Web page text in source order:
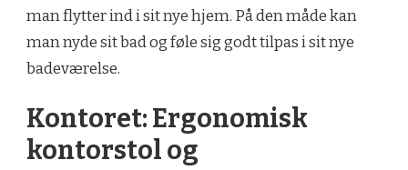
man flytter ind i sit nye hjem. På den måde kan
man nyde sit bad og føle sig godt tilpas i sit nye
badeværelse.
Kontoret: Ergonomisk
kontorstol og